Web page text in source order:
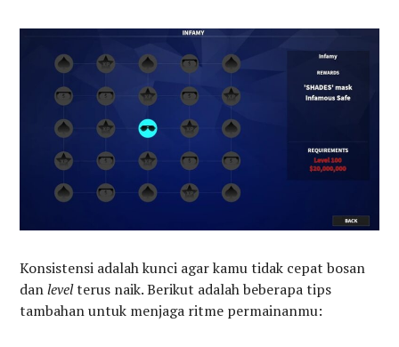
Konsistensi adalah kunci agar kamu tidak cepat bosan
danlevelterus naik. Berikut adalah beberapa tips
tambahan untuk menjaga ritme permainanmu: